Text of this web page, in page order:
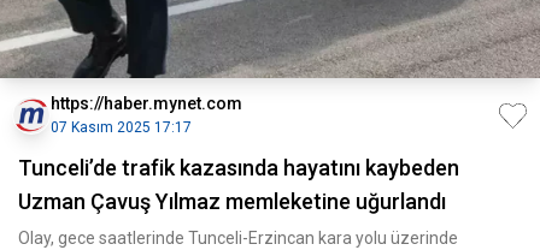
https://haber.mynet.com
07 Kasım 2025 17:17
Tunceli’de trafik kazasında hayatını kaybeden
Uzman Çavuş Yılmaz memleketine uğurlandı
Olay, gece saatlerinde Tunceli-Erzincan kara yolu üzerinde